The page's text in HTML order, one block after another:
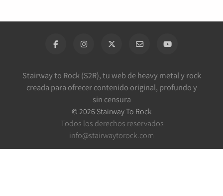
Stairway to Rock (S2R), tu web de heavy metal y rock
creada para ofrecer contenido original, profundo y
sin censura
© 2026 Stairway To Rock
Todos los derechos reservados
info@stairwaytorock.com